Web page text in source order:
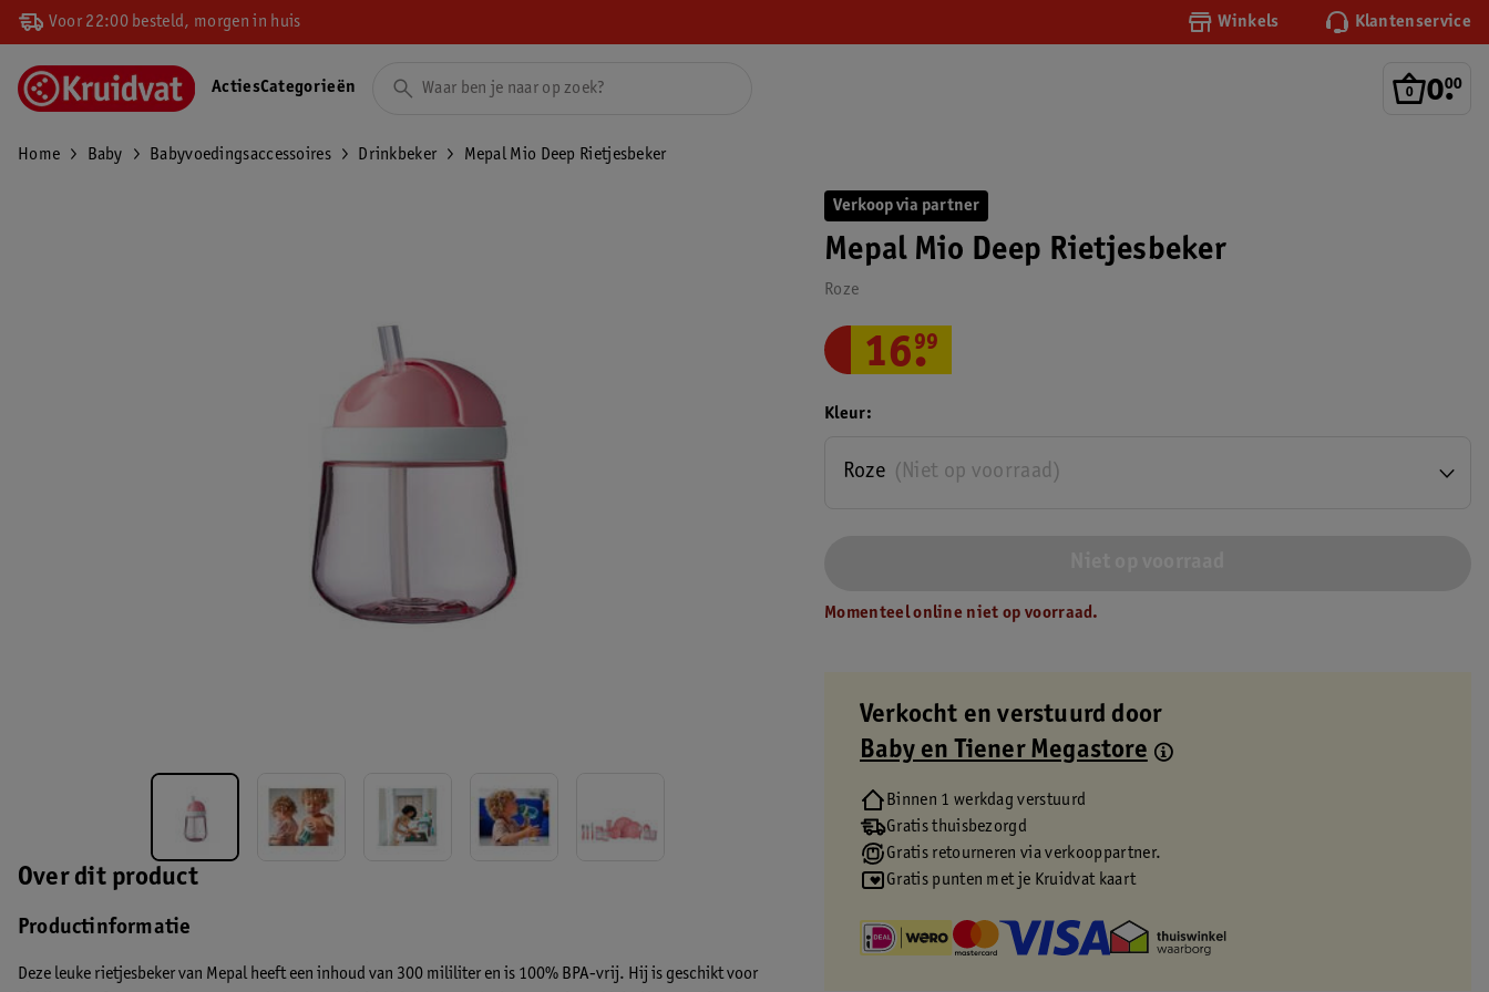
Voor 22:00 besteld, morgen in huis Winkels Klantenservice
0.
00
ActiesCategorieën
Home Baby Babyvoedingsaccessoires Drinkbeker Mepal Mio Deep Rietjesbeker
Over dit product
Productinformatie
Deze leuke rietjesbeker van Mepal heeft een inhoud van 300 mililiter en is 100% BPA-vrij. Hij is geschikt voor
Verkoop via partner
Mepal Mio Deep Rietjesbeker
Roze
16.
99
Kleur
(Niet op voorraad)
Roze
Momenteel online niet op voorraad.
Verkocht en verstuurd door
Baby en Tiener Megastore
Binnen 1 werkdag verstuurd
Gratis thuisbezorgd
Gratis retourneren via verkooppartner.
Gratis punten met je Kruidvat kaart